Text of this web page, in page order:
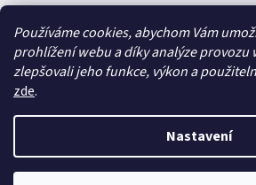
Používáme cookies, abychom Vám
prohlížení webu a díky analýze provozu
zlepšovali jeho funkce, výkon a
zde.
Nastavení
Vytvořil Shoptet